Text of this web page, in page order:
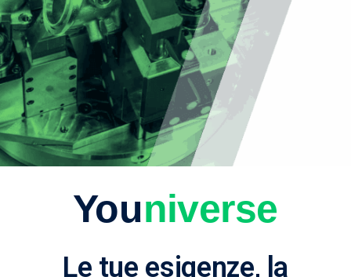
Youniverse
Le tue esigenze, la